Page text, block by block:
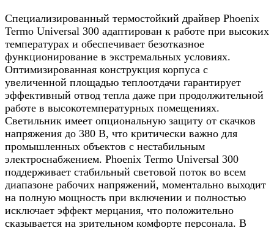
Специализированный термостойкий драйвер Phoenix
Termo Universal 300 адаптирован к работе при высоких
температурах и обеспечивает безотказное
функционирование в экстремальных условиях.
Оптимизированная конструкция корпуса с
увеличенной площадью теплоотдачи гарантирует
эффективный отвод тепла даже при продолжительной
работе в высокотемпературных помещениях.
Светильник имеет опциональную защиту от скачков
напряжения до 380 В, что критически важно для
промышленных объектов с нестабильным
электроснабжением. Phoenix Termo Universal 300
поддерживает стабильный световой поток во всем
диапазоне рабочих напряжений, моментально выходит
на полную мощность при включении и полностью
исключает эффект мерцания, что положительно
сказывается на зрительном комфорте персонала. В